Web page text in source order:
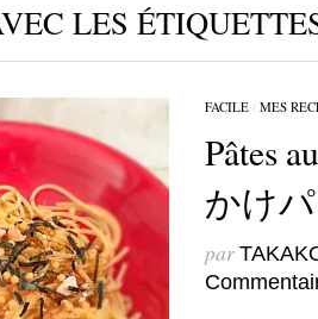
LES
FACILE/ MES
Pâtes
かけ
par